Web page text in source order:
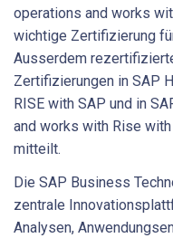
operations and works
wichtige Zertifizierung
Ausserdem
Zertifizierungen in SAP
RISE with SAP und in
and works with Rise
mitteilt.
Die SAP Business
zentrale
Analysen,